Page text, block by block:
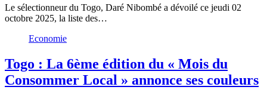
Le sélectionneur du Togo, Daré Nibombé a dévoilé ce jeudi 02
octobre 2025, la liste des…
Economie
Togo : La 6ème édition du « Mois du
Consommer Local » annonce ses couleurs